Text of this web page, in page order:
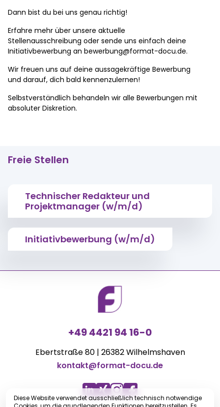
Dann bist du bei uns genau richtig!
Erfahre mehr über unsere aktuelle
Stellenausschreibung oder sende uns einfach deine
Initiativbewerbung an bewerbung@format-docu.de.
Wir freuen uns auf deine aussagekräftige Bewerbung
und darauf, dich bald kennenzulernen!
Selbstverständlich behandeln wir alle Bewerbungen mit
absoluter Diskretion.
Freie Stellen
Technischer Redakteur und
Projektmanager (w/m/d)
Initiativbewerbung (w/m/d)
+49 4421 94 16-0
Ebertstraße 80 | 26382 Wilhelmshaven
kontakt@format-docu.de
Diese Website verwendet ausschließlich technisch notwendige